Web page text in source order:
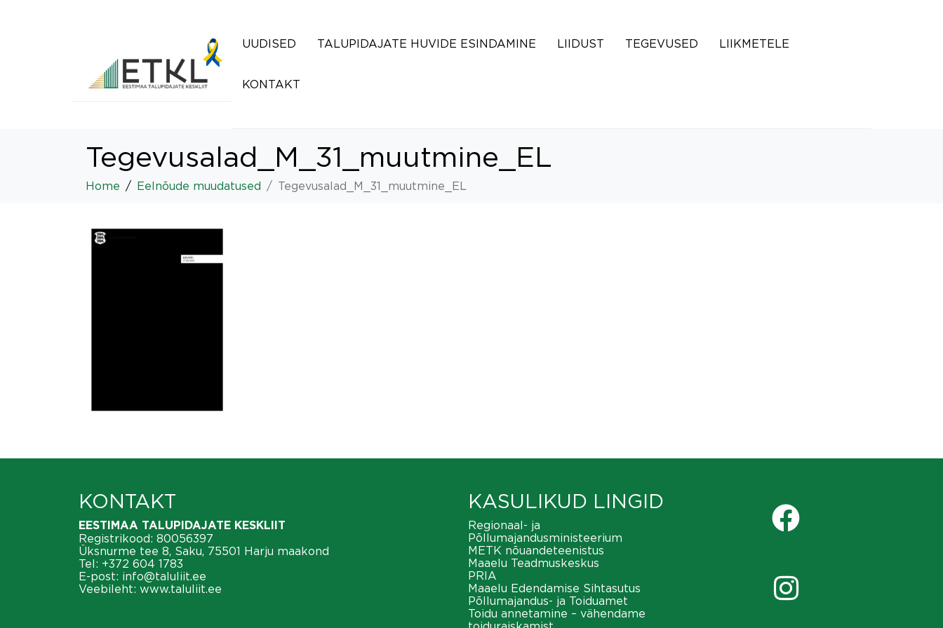
UUDISED TALUPIDAJATE HUVIDE ESINDAMINE LIIDUST TEGEVUSED LIIKMETELE
KONTAKT
Tegevusalad_M_31_muutmine_EL
Home Eelnõude muudatused Tegevusalad_M_31_muutmine_EL
KONTAKT
EESTIMAA TALUPIDAJATE KESKLIIT
Registrikood: 80056397
Üksnurme tee 8, Saku, 75501 Harju maakond
Tel: +372 604 1783
E-post: info@taluliit.ee
Veebileht: www.taluliit.ee
KASULIKUD LINGID
Regionaal- ja
Põllumajandusministeerium
METK nõuandeteenistus
Maaelu Teadmuskeskus
PRIA
Maaelu Edendamise Sihtasutus
Põllumajandus- ja Toiduamet
Toidu annetamine – vähendame